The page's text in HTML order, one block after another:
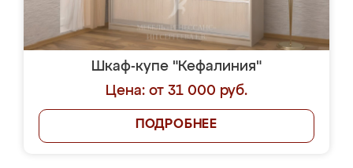
Шкаф-купе "Кефалиния"
Цена: от 31 000 руб.
ПОДРОБНЕЕ